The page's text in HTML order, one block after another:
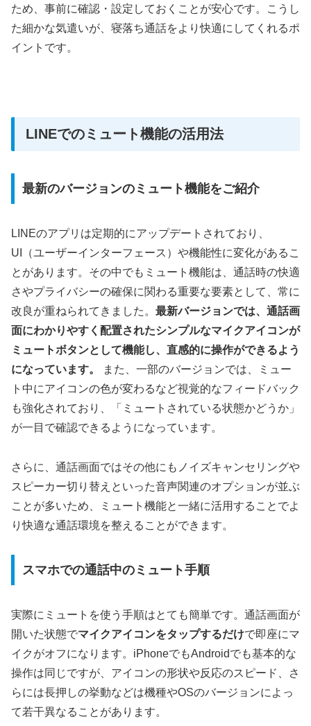
ため、事前に確認・設定しておくことが安心です。こうし
た細かな気遣いが、寝落ち通話をより快適にしてくれるポ
イントです。
LINEでのミュート機能の活用法
最新のバージョンのミュート機能をご紹介
LINEのアプリは定期的にアップデートされており、
UI（ユーザーインターフェース）や機能性に変化があるこ
とがあります。その中でもミュート機能は、通話時の快適
さやプライバシーの確保に関わる重要な要素として、常に
改良が重ねられてきました。 最新バージョンでは、通話画
面にわかりやすく配置されたシンプルなマイクアイコンが
ミュートボタンとして機能し、直感的に操作ができるよう
になっています。
また、一部のバージョンでは、ミュー
ト中にアイコンの色が変わるなど視覚的なフィードバック
も強化されており、「ミュートされている状態かどうか」
が一目で確認できるようになっています。
さらに、通話画面ではその他にもノイズキャンセリングや
スピーカー切り替えといった音声関連のオプションが並ぶ
ことが多いため、ミュート機能と一緒に活用することでよ
り快適な通話環境を整えることができます。
スマホでの通話中のミュート手順
実際にミュートを使う手順はとても簡単です。通話画面が
開いた状態でマイクアイコンをタップするだけで即座にマ
イクがオフになります。iPhoneでもAndroidでも基本的な
操作は同じですが、アイコンの形状や反応のスピード、さ
らには長押しの挙動などは機種やOSのバージョンによっ
て若干異なることがあります。